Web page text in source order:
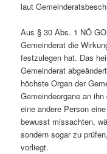
laut
Aus § 30 Abs. 1 NÖ
Gemeinderat die
festzulegen hat. Das
Gemeinderat
höchste Organ der
Gemeindeorgane an
eine andere Person
bewusst missachten,
sondern sogar zu
vorliegt.